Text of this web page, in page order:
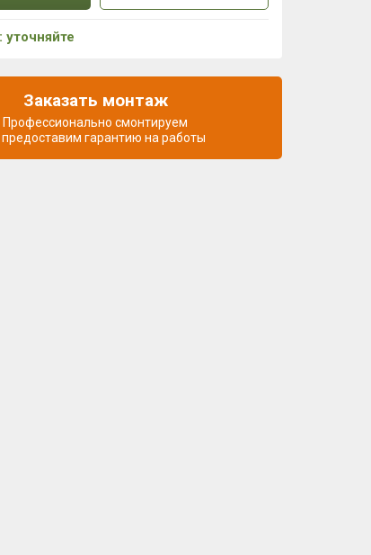
уточняйте
Заказать монтаж
Профессионально смонтируем
предоставим гарантию на работы